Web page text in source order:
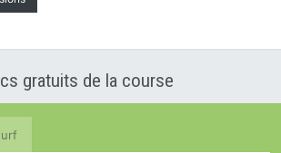
gratuits de la course